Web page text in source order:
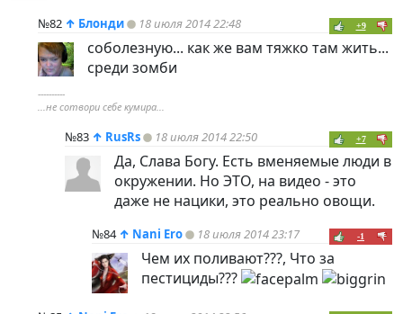
№82 ↑ Блонди 18 июля 2014 22:48 +9
соболезную... как же вам тяжко там жить...
среди зомби
----------
...не сотвори себе кумира...
№83 ↑ RusRs 18 июля 2014 22:50 +7
Да, Слава Богу. Есть вменяемые люди в
окружении. Но ЭТО, на видео - это
даже не нацики, это реально овощи.
№84 ↑ Nani Ero 18 июля 2014 23:17 -1
Чем их поливают???, Что за
пестициды???